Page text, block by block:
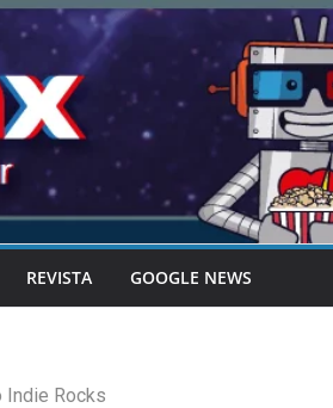
REVISTA GOOGLE NEWS
Indie Rocks